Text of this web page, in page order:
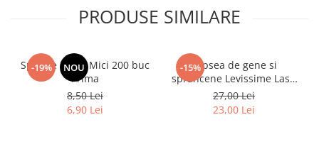
PRODUSE SIMILARE
-19% NOU
Spatule Lemn Mici 200 buc
Prima
8,50 Lei
6,90 Lei
-15%Vopsea de gene si
sprancene Levissime Lash
Color 7-7 Maro Deschis
15ml
27,00 Lei
23,00 Lei